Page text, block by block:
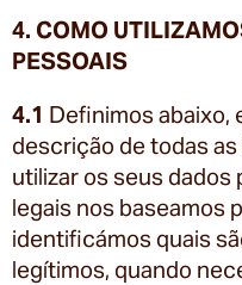
4. COMO
PESSOAIS
4.1 Definimos abaixo,
descrição de todas
utilizar os seus dados
legais nos baseamos
identificámos quais
legítimos, quando